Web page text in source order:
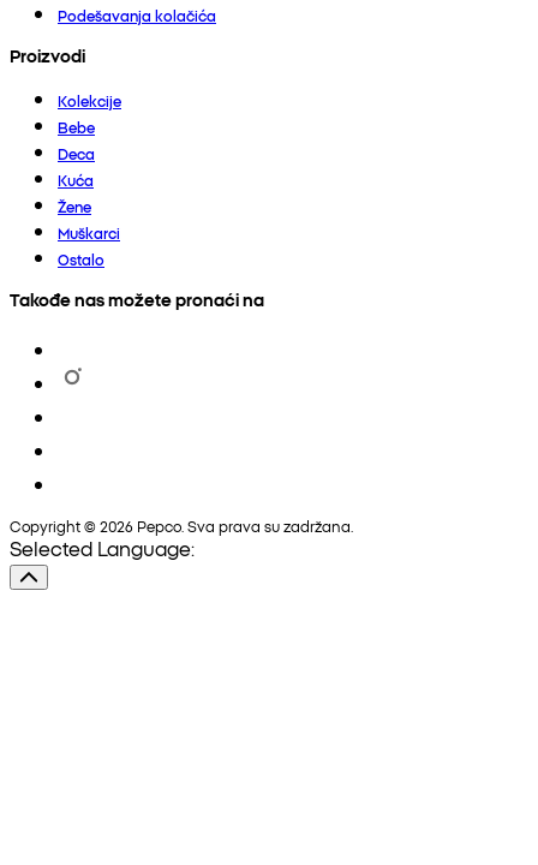
Podešavanja kolačića
Proizvodi
Kolekcije
Bebe
Deca
Kuća
Žene
Muškarci
Ostalo
Takođe nas možete pronaći na
Copyright © 2026 Pepco. Sva prava su zadržana.
Selected Language: